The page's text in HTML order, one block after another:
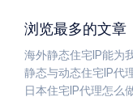
浏览最多的文章
海外静态住宅IP能为
静态与动态住宅IP代
日本住宅IP代理怎么